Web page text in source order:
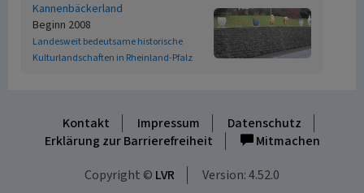
Kannenbäckerland
Beginn 2008
Landesweit bedeutsame historische
Kulturlandschaften in Rheinland-Pfalz
Kontakt Impressum
Datenschutz
Erklärung zur Barrierefreiheit
Mitmachen
Copyright © LVR Version: 4.52.0